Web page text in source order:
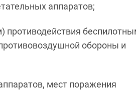
аппаратов;
противодействия
обороны и
мест поражения